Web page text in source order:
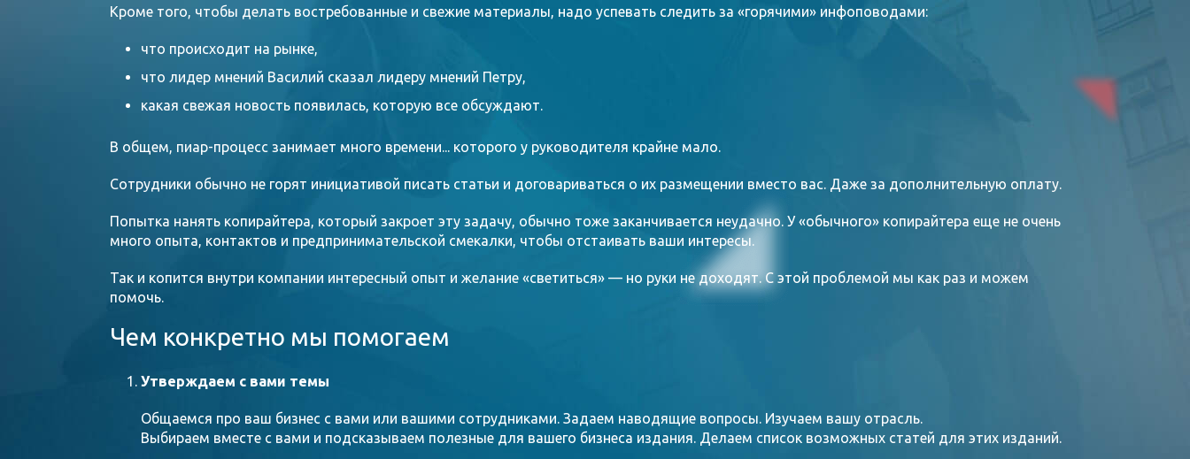
Кроме того, чтобы делать востребованные и свежие материалы, надо успевать следить за «горячими» инфоповодами:
что происходит на рынке,
что лидер мнений Василий сказал лидеру мнений Петру,
какая свежая новость появилась, которую все обсуждают.
В общем, пиар-процесс занимает много времени... которого у руководителя крайне мало.
Сотрудники обычно не горят инициативой писать статьи и договариваться о их размещении вместо вас. Даже за дополнительную оплату.
Попытка нанять копирайтера, который закроет эту задачу, обычно тоже заканчивается неудачно. У «обычного» копирайтера еще не очень
много опыта, контактов и предпринимательской смекалки, чтобы отстаивать ваши интересы.
Так и копится внутри компании интересный опыт и желание «светиться» — но руки не доходят. С этой проблемой мы как раз и можем
помочь.
Чем конкретно мы помогаем
Утверждаем с вами темы
Общаемся про ваш бизнес с вами или вашими сотрудниками. Задаем наводящие вопросы. Изучаем вашу отрасль.
Выбираем вместе с вами и подсказываем полезные для вашего бизнеса издания. Делаем список возможных статей для этих изданий.